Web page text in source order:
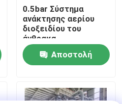
αγνότητας
0.5bar Σύστημα
ανάκτησης αερίου
διοξειδίου του
άνθρακα
Εξοικονόμηση
ενέργειας Μικρή
συντήρηση
Αποστολή